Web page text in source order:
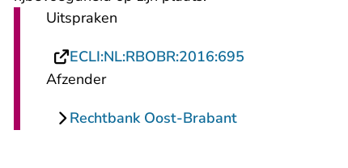
Uitspraken
ECLI:NL:RBOBR:2016:695
Afzender
Rechtbank Oost-Brabant